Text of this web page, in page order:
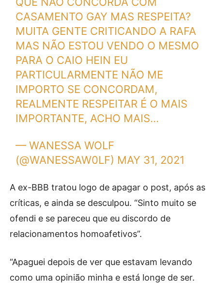
CASAMENTO GAY MAS RESPEITA?
MUITA GENTE CRITICANDO A RAFA
MAS NÃO ESTOU VENDO O MESMO
PARA O CAIO HEIN EU
PARTICULARMENTE NÃO ME
IMPORTO SE CONCORDAM,
REALMENTE RESPEITAR É O MAIS
IMPORTANTE, ACHO MAIS…
— WANESSA WOLF
(@WANESSAW0LF) MAY 31, 2021
A ex-BBB tratou logo de apagar o post, após as
críticas, e ainda se desculpou. “Sinto muito se
ofendi e se pareceu que eu discordo de
relacionamentos homoafetivos”.
“Apaguei depois de ver que estavam levando
como uma opinião minha e está longe de ser.